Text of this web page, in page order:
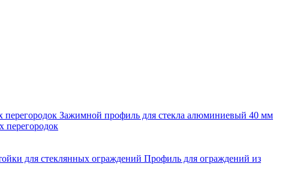
перегородок Зажимной профиль для стекла алюминиевый 40 мм
перегородок
для стеклянных ограждений Профиль для ограждений из